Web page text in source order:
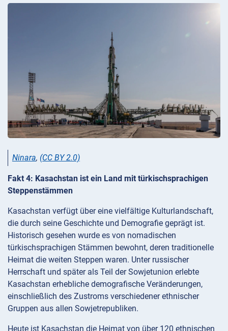
Ninara, (CC BY 2.0)
Fakt 4: Kasachstan ist ein Land mit türkischsprachigen
Steppenstämmen
Kasachstan verfügt über eine vielfältige Kulturlandschaft,
die durch seine Geschichte und Demografie geprägt ist.
Historisch gesehen wurde es von nomadischen
türkischsprachigen Stämmen bewohnt, deren traditionelle
Heimat die weiten Steppen waren. Unter russischer
Herrschaft und später als Teil der Sowjetunion erlebte
Kasachstan erhebliche demografische Veränderungen,
einschließlich des Zustroms verschiedener ethnischer
Gruppen aus allen Sowjetrepubliken.
Heute ist Kasachstan die Heimat von über 120 ethnischen